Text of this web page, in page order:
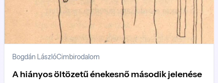
Bogdán LászlóCimbirodalom
A hiányos öltözetű énekesnő második jelenése